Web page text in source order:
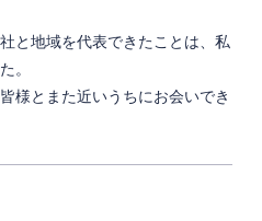
と地域を代表できたことは、私
。
様とまた近いうちにお会いでき